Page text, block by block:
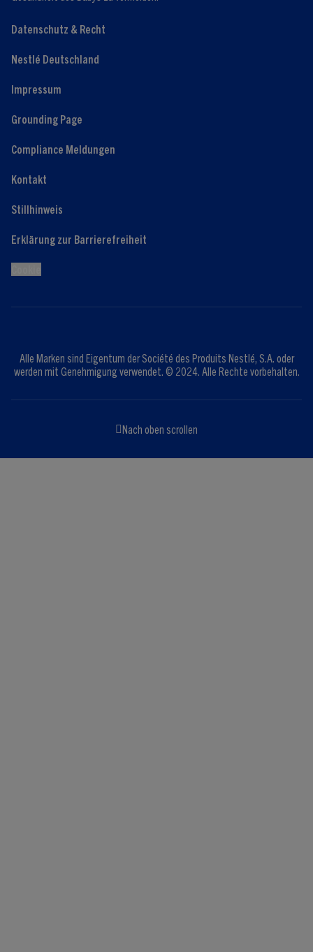
Datenschutz & Recht
Nestlé Deutschland
Impressum
Grounding Page
Compliance Meldungen
Kontakt
Stillhinweis
Erklärung zur Barrierefreiheit
Alle Marken sind Eigentum der Société des Produits Nestlé, S.A. oder
werden mit Genehmigung verwendet. © 2024. Alle Rechte vorbehalten.
Nach oben scrollen